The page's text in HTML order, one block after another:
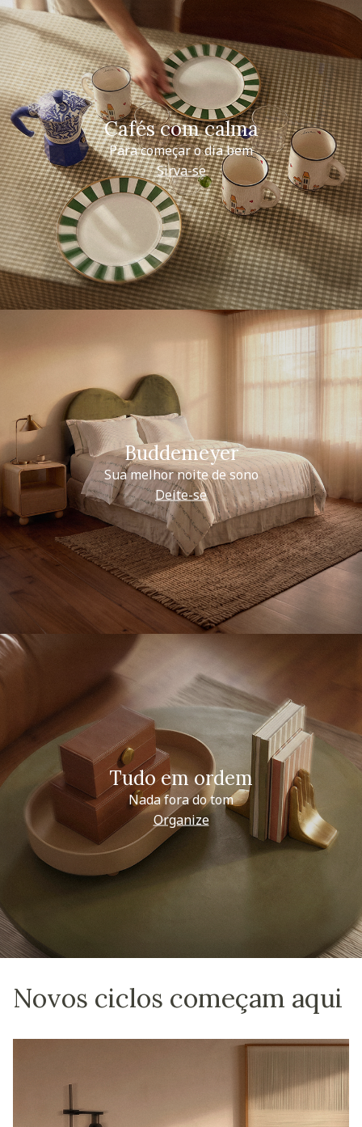
Cafés com calma
Para começar o dia bem
Sirva-se
Buddemeyer
Sua melhor noite de sono
Deite-se
Tudo em ordem
Nada fora do tom
Organize
Novos ciclos começam aqui